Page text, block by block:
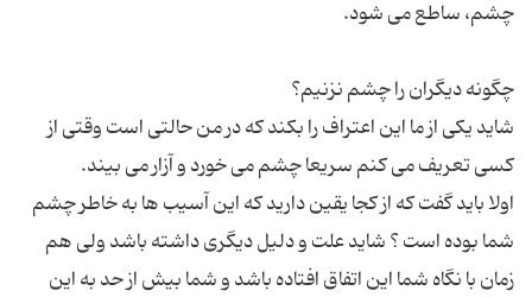
شاید یکی از ما این اعتراف را بکند که در من حالتی است وقتی از
اولا باید گفت که از کجا یقین دارید که این آسیب ها به خاطر چشم
شما بوده است ؟ شاید علت و دلیل دیگری داشته باشد ولی هم
زمان با نگاه شما این اتفاق افتاده باشد و شما بیش از حد به این